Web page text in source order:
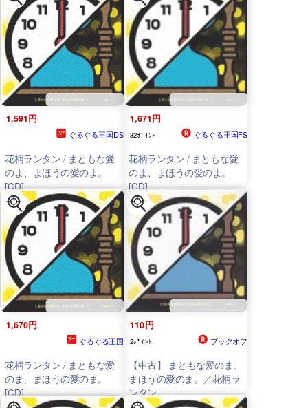
1,591円
ぐるぐる王国DS
花柄ランタン / まともな愛
のま、まほうの愛のま。
[CD]
1,671円
32ﾎﾟｲﾝﾄ ぐるぐる王国FS
花柄ランタン / まともな愛
のま、まほうの愛のま。
[CD]
1,670円
ぐるぐる王国
花柄ランタン / まともな愛
のま、まほうの愛のま。
[CD]
110円
2ﾎﾟｲﾝﾄ ブックオフ
【中古】 まともな愛のま、
まほうの愛のま。／花柄ラ
ンタン